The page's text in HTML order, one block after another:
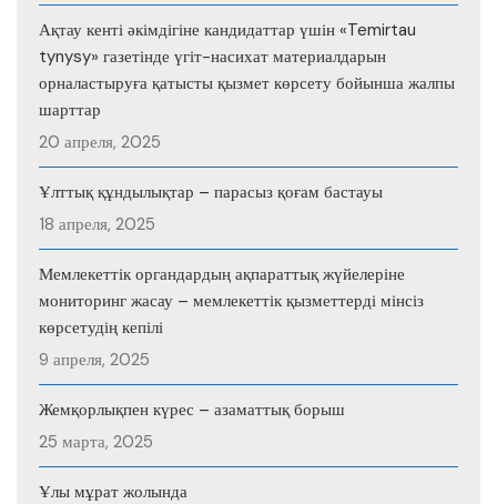
Ақтау кенті әкімдігіне кандидаттар үшін «Temirtau
tynysy» газетінде үгіт-насихат материалдарын
орналастыруға қатысты қызмет көрсету бойынша жалпы
шарттар
20 апреля, 2025
Ұлттық құндылықтар – парасыз қоғам бастауы
18 апреля, 2025
Мемлекеттік органдардың ақпараттық жүйелеріне
мониторинг жасау – мемлекеттік қызметтерді мінсіз
көрсетудің кепілі
9 апреля, 2025
Жемқорлықпен күрес – азаматтық борыш
25 марта, 2025
Ұлы мұрат жолында